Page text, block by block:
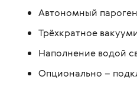
Автономный
Трёхкратное
Наполнение водой
Опционально –